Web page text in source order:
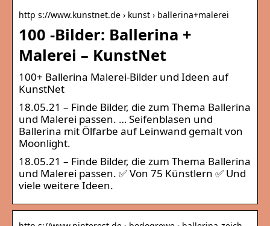
http s://www.kunstnet.de › kunst › ballerina+malerei
100 -Bilder: Ballerina +
Malerei – KunstNet
100+ Ballerina Malerei-Bilder und Ideen auf
KunstNet
18.05.21 – Finde Bilder, die zum Thema Ballerina
und Malerei passen. … Seifenblasen und
Ballerina mit Ölfarbe auf Leinwand gemalt von
Moonlight.
18.05.21 – Finde Bilder, die zum Thema Ballerina
und Malerei passen. ✅ Von 75 Künstlern ✅ Und
viele weitere Ideen.